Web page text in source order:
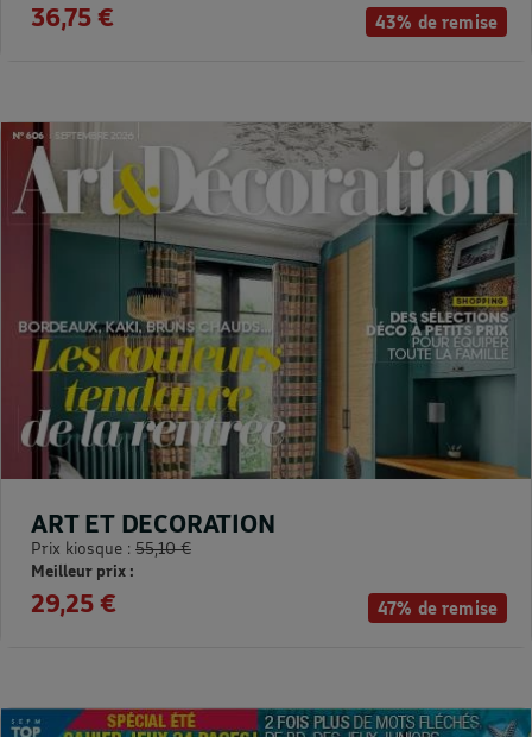
43% de remise
36,75 €
47% de remise
ART ET DECORATION
Prix kiosque : 55,10 €
Meilleur prix :
29,25 €